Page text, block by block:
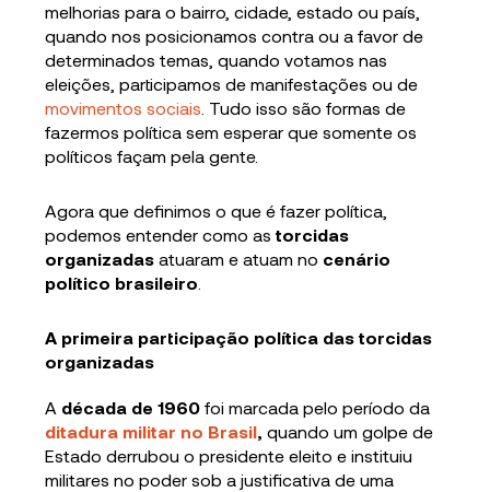
melhorias para o bairro, cidade, estado ou país,
quando nos posicionamos contra ou a favor de
determinados temas, quando votamos nas
eleições, participamos de manifestações ou de
movimentos sociais . Tudo isso são formas de
fazermos política sem esperar que somente os
políticos façam pela gente.
Agora que definimos o que é fazer política,
podemos entender como astorcidas
organizadas atuaram e atuam no cenário
político brasileiro
A primeira participação política das torcidas
organizadas
A década de 1960 foi marcada pelo período da
ditadura militar no Brasil, quando um golpe de
Estado derrubou o presidente eleito e instituiu
militares no poder sob a justificativa de uma